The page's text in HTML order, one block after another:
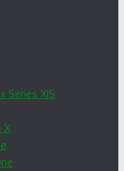
Series X|S
X